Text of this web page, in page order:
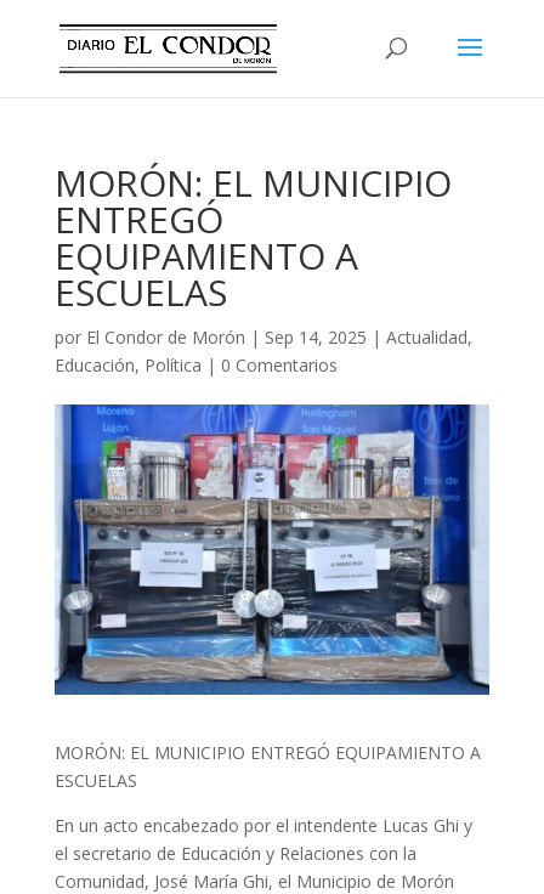
MORÓN: EL MUNICIPIO
ENTREGÓ
EQUIPAMIENTO A
ESCUELAS
por El Condor de Morón | Sep 14, 2025 | Actualidad,
Educación, Política | 0 Comentarios
MORÓN: EL MUNICIPIO ENTREGÓ EQUIPAMIENTO A
ESCUELAS
En un acto encabezado por el intendente Lucas Ghi y
el secretario de Educación y Relaciones con la
Comunidad, José María Ghi, el Municipio de Morón